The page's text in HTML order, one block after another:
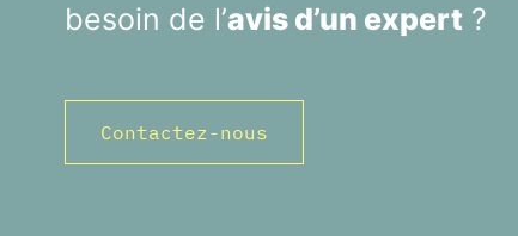
besoin de l’avis d’un expert?
Contactez-nous